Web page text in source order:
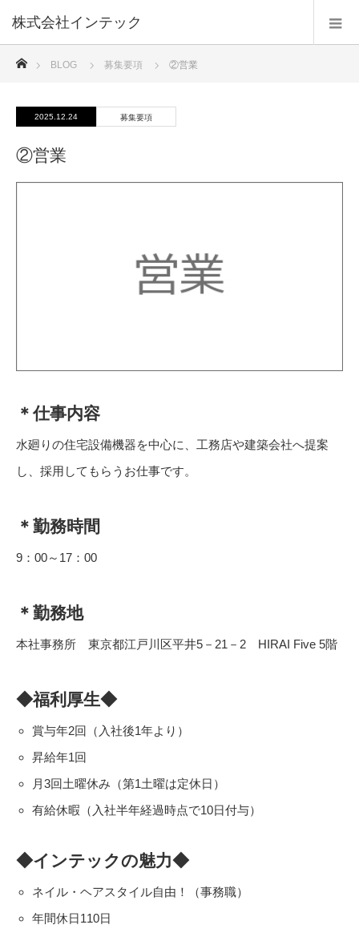
株式会社インテック
ホーム
BLOG 募集要項 ②営業
2025.12.24 募集要項
②営業
＊仕事内容
水廻りの住宅設備機器を中心に、工務店や建築会社へ提案
し、採用してもらうお仕事です。
＊勤務時間
9：00～17：00
＊勤務地
本社事務所 東京都江戸川区平井5－21－2 HIRAI Five 5階
◆福利厚生◆
賞与年2回（入社後1年より）
昇給年1回
月3回土曜休み（第1土曜は定休日）
有給休暇（入社半年経過時点で10日付与）
◆インテックの魅力◆
ネイル・ヘアスタイル自由！（事務職）
年間休日110日